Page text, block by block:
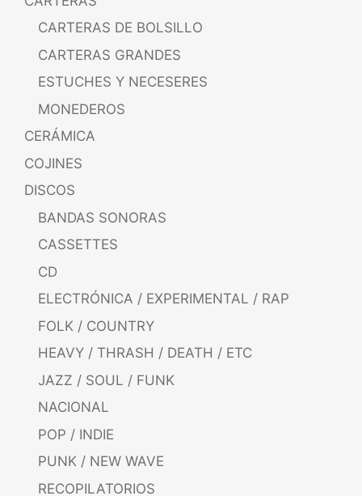
CARTERAS DE BOLSILLO
CARTERAS GRANDES
ESTUCHES Y NECESERES
MONEDEROS
CERÁMICA
COJINES
DISCOS
BANDAS SONORAS
CASSETTES
CD
ELECTRÓNICA / EXPERIMENTAL / RAP
FOLK / COUNTRY
HEAVY / THRASH / DEATH / ETC
JAZZ / SOUL / FUNK
NACIONAL
POP / INDIE
PUNK / NEW WAVE
RECOPILATORIOS